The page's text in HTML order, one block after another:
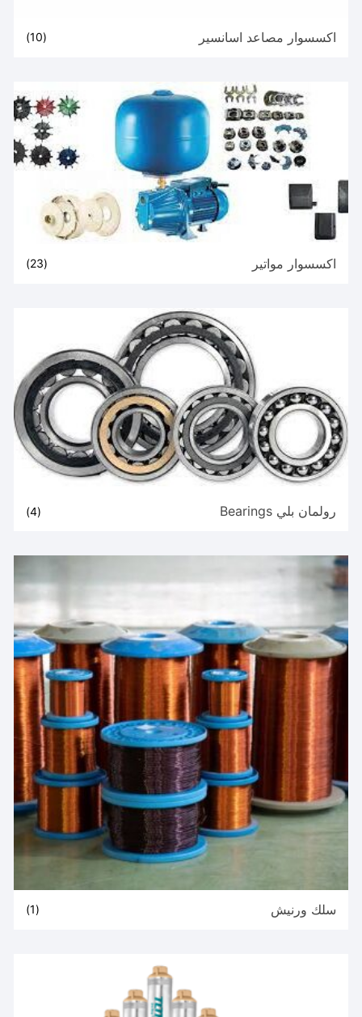
اكسسوار مصاعد اسانسير (10)
اكسسوار مواتير (23)
رولمان بلي Bearings (4)
سلك ورنيش (1)